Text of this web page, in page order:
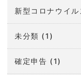
新型コロナウイル
未分類 (1)
確定申告 (1)